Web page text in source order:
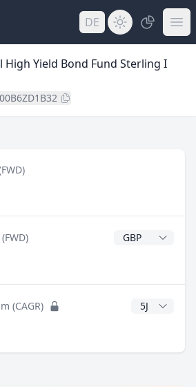
DE
High Yield Bond Fund Sterling I
(CAGR) CAGR Jahre